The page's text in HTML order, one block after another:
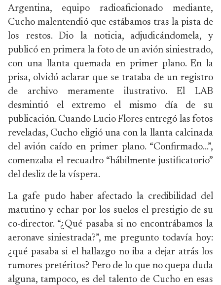
Argentina, equipo radioaficionado mediante,
Cucho malentendió que estábamos tras la pista de
los restos. Dio la noticia, adjudicándomela, y
publicó en primera la foto de un avión siniestrado,
con una llanta quemada en primer plano. En la
prisa, olvidó aclarar que se trataba de un registro
de archivo meramente ilustrativo. El LAB
desmintió el extremo el mismo día de su
publicación. Cuando Lucio Flores entregó las fotos
reveladas, Cucho eligió una con la llanta calcinada
del avión caído en primer plano. “Confirmado…”,
comenzaba el recuadro “hábilmente justificatorio”
del desliz de la víspera.
La gafe pudo haber afectado la credibilidad del
matutino y echar por los suelos el prestigio de su
co-director. “¿Qué pasaba si no encontrábamos la
aeronave siniestrada?”, me pregunto todavía hoy:
¿qué pasaba si el hallazgo no iba a dejar atrás los
rumores pretéritos? Pero de lo que no quepa duda
alguna, tampoco, es del talento de Cucho en esas